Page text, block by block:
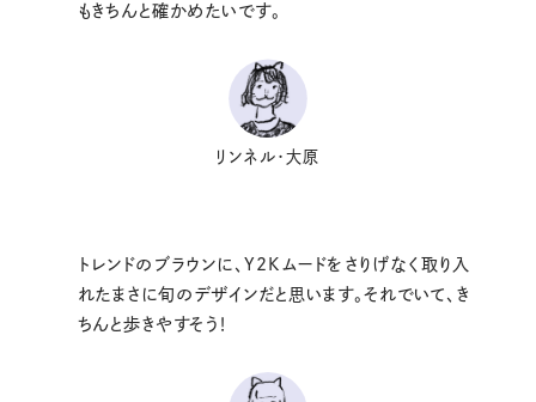
もきちんと確かめたいです。
リンネル・大原
トレンドのブラウンに、Y2Kムードをさりげなく取り入
れたまさに旬のデザインだと思います。それでいて、き
ちんと歩きやすそう！